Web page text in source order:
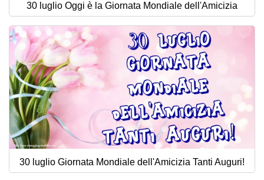
30 luglio Oggi è la Giornata Mondiale dell'Amicizia
30 luglio Giornata Mondiale dell'Amicizia Tanti Auguri!